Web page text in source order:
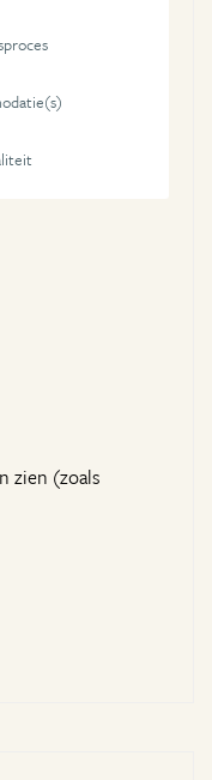
zien (zoals